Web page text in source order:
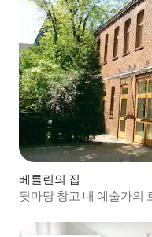
베를린의 집
뒷마당 창고 내 예술가의